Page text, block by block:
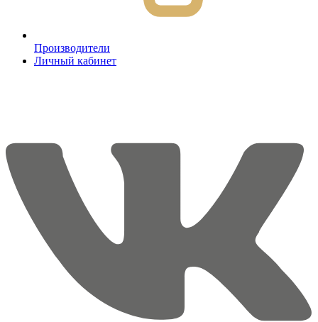
Производители
Личный кабинет